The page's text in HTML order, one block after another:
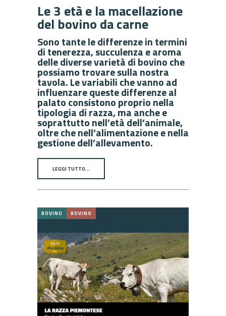
Le 3 età e la macellazione
del bovino da carne
Sono tante le differenze in termini
di tenerezza, succulenza e aroma
delle diverse varietà di bovino che
possiamo trovare sulla nostra
tavola. Le variabili che vanno ad
influenzare queste differenze al
palato consistono proprio nella
tipologia di razza, ma anche e
soprattutto nell’età dell’animale,
oltre che nell’alimentazione e nella
gestione dell’allevamento.
LEGGI TUTTO…
BOVINO BOVINO